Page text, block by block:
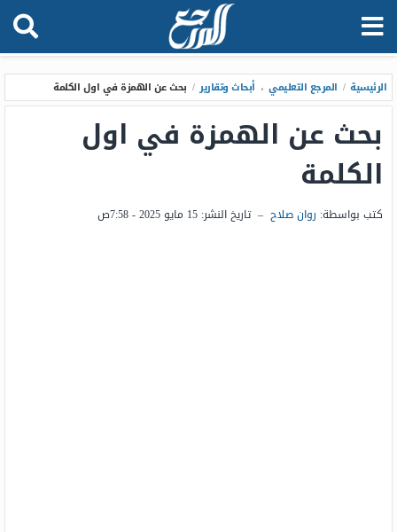
الرئيسية / المرجع التعليمي ، أبحاث وتقارير / بحث عن الهمزة في اول الكلمة
بحث عن الهمزة في اول
الكلمة
كتب بواسطة: روان صلاح – تاريخ النشر: 15 مايو 2025 - 7:58ص